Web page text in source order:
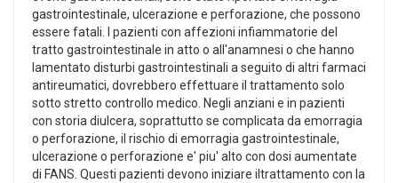
gastrointestinale, ulcerazione e perforazione, che possono
essere fatali. I pazienti con affezioni infiammatorie del
tratto gastrointestinale in atto o all'anamnesi o che hanno
lamentato disturbi gastrointestinali a seguito di altri farmaci
antireumatici, dovrebbero effettuare il trattamento solo
sotto stretto controllo medico. Negli anziani e in pazienti
con storia diulcera, soprattutto se complicata da emorragia
o perforazione, il rischio di emorragia gastrointestinale,
ulcerazione o perforazione e' piu' alto con dosi aumentate
di FANS. Questi pazienti devono iniziare iltrattamento con la